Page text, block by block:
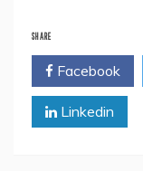
SHARE
Facebook
Linkedin